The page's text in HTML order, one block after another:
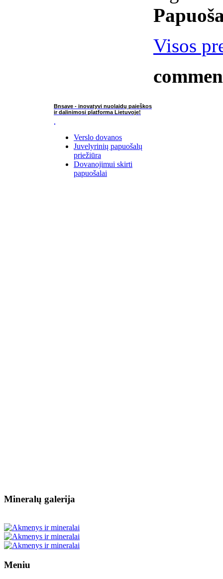
Visos
Bnsave - inovatyvi nuolaidų paieškos
ir dalinimosi platforma Lietuvoje!
Verslo dovanos
Juvelyrinių papuošalų
priežiūra
Dovanojimui skirti
papuošalai
Mineralų galerija
Meniu